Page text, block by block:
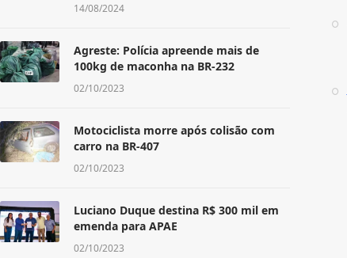
14/08/2024
Agreste: Polícia apreende mais de
100kg de maconha na BR-232
02/10/2023
Motociclista morre após colisão com
carro na BR-407
02/10/2023
Luciano Duque destina R$ 300 mil em
emenda para APAE
02/10/2023